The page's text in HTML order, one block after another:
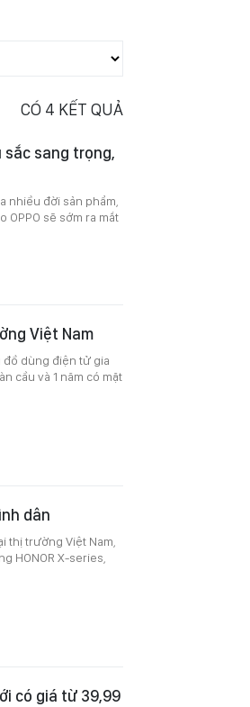
CÓ 4 KẾT QUẢ
sắc sang trọng,
nhiều đời sản phẩm,
sẽ sớm ra mắt
Việt Nam
đồ dùng điện tử gia
cầu và 1 năm có mặt
dân
thị trường Việt Nam,
HONOR X-series,
có giá từ 39,99